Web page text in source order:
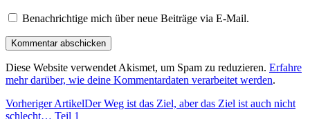
Benachrichtige mich über neue Beiträge via E-Mail.
Diese Website verwendet Akismet, um Spam zu reduzieren. Erfahre
mehr darüber, wie deine Kommentardaten verarbeitet werden.
Vorheriger ArtikelDer Weg ist das Ziel, aber das Ziel ist auch nicht
schlecht… Teil 1